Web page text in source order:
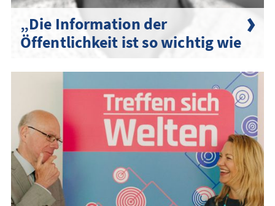
„Die Information der
Öffentlichkeit ist so wichtig wie
die Entwicklung eines Impf­
stoffes“